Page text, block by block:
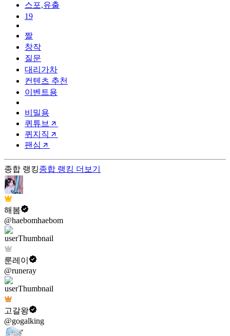
스포,유출
19
짤
창작
질문
대리가차
컨텐츠 추천
이벤트용
비밀용
퀴튜브
퀴지직
팬심
종합 랭킹종합 랭킹 더보기
해봄
@haebomhaebom
룬레이
@runeray
고갈왕
@gogalking